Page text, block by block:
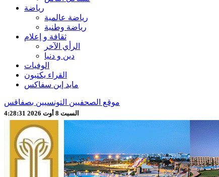
رياضة
رياضة عالمية
رياضة وطنية
ثقافة و إعلام
الرأي الآخر
دين و دنيا
الوفيات
القراء يكتبون
مايد إين سفاكس
موقع الصحفيين التونسيين بصفاقس
السبت 8 أوت 2026 4:28:33